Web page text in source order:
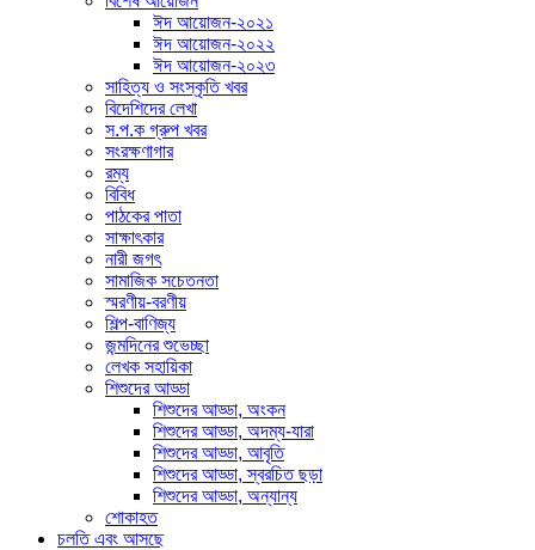
ঈদ আয়োজন-২০২১
ঈদ আয়োজন-২০২২
ঈদ আয়োজন-২০২৩
সাহিত্য ও সংস্কৃতি খবর
বিদেশিদের লেখা
স.প.ক গ্রুপ খবর
সংরক্ষণাগার
রম্য
বিবিধ
পাঠকের পাতা
সাক্ষাৎকার
নারী জগৎ
সামাজিক সচেতনতা
স্মরণীয়-বরণীয়
শিল্প-বাণিজ্য
জন্মদিনের শুভেচ্ছা
লেখক সহায়িকা
শিশুদের আড্ডা
শিশুদের আড্ডা, অংকন
শিশুদের আড্ডা, অদম্য-যারা
শিশুদের আড্ডা, আবৃতি
শিশুদের আড্ডা, স্বরচিত ছড়া
শিশুদের আড্ডা, অন্যান্য
শোকাহত
চলতি এবং আসছে